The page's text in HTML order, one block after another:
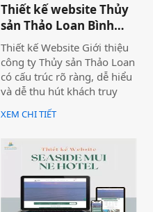
Thiết kế website Thủy
sản Thảo Loan Bình
Thuận, Lâm Đồng
Thiết kế Website Giới thiệu
công ty Thủy sản Thảo Loan
có cấu trúc rõ ràng, dễ hiểu
và dễ thu hút khách truy
cập vào website giúp truyền
tải thông tin hiệu quả. Với
màu xanh dương và đỏ làm
nổi bật lên những nội dung
chính của website.
XEM CHI TIẾT